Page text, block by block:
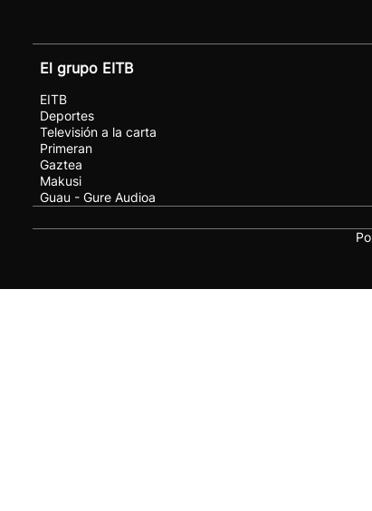
El grupo EITB
EITB
Deportes
Televisión a la carta
Primeran
Gaztea
Makusi
Guau - Gure Audioa